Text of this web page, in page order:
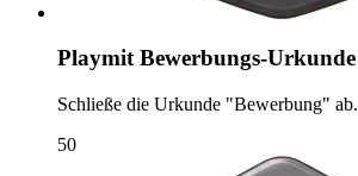
Playmit Bewerbungs-Urkunde
Schließe die Urkunde "Bewerbung" ab.
50